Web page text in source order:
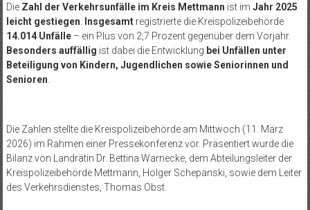
Die Zahl der Verkehrsunfälle im Kreis Mettmann ist im Jahr 2025
leicht gestiegen Insgesamt registrierte die Kreispolizeibehörde
14.014 Unfälle – ein Plus von 2,7 Prozent gegenüber dem Vorjahr.
Besonders auffällig ist dabei die Entwicklung bei Unfällen unter
Beteiligung von Kindern, Jugendlichen sowie Seniorinnen und
Senioren
Die Zahlen stellte die Kreispolizeibehörde am Mittwoch (11. März
2026) im Rahmen einer Pressekonferenz vor. Präsentiert wurde die
Bilanz von Landrätin Dr. Bettina Warnecke, dem Abteilungsleiter der
Kreispolizeibehörde Mettmann, Holger Schepanski, sowie dem Leiter
des Verkehrsdienstes, Thomas Obst.